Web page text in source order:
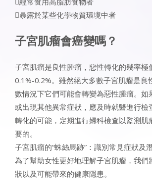
暴露於某些化學物質環境中者
子宮肌瘤會癌變嗎？
子宮肌瘤是良性腫瘤，惡性轉化的幾率極
0.1%-0.2%。雖然絕大多數子宮肌瘤是良
數情況下它們可能會轉變為惡性腫瘤。如
或出現其他異常症狀，應及時就醫進行檢
轉化的可能，定期進行婦科檢查以監測肌
要的。
子宮肌瘤的“蛛絲馬跡”：識別常見症狀及
為了幫助女性更好地理解子宮肌瘤，我們
狀以及可能帶來的健康隱患。